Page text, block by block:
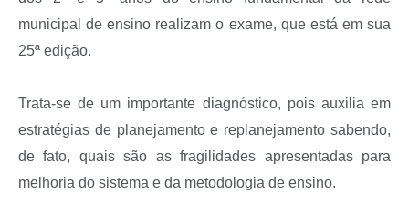
municipal de ensino realizam o exame, que está em sua
25ª edição.
Trata-se de um importante diagnóstico, pois auxilia em
estratégias de planejamento e replanejamento sabendo,
de fato, quais são as fragilidades apresentadas para
melhoria do sistema e da metodologia de ensino.